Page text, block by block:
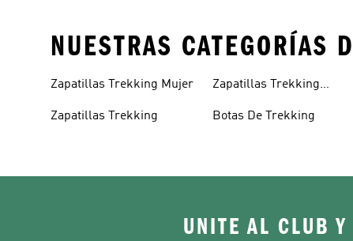
NUESTRAS CATEGORÍAS
Zapatillas Trekking Mujer
Zapatillas Trekking
Zapatillas Trekking
Botas De Trekking
UNITE AL CLUB